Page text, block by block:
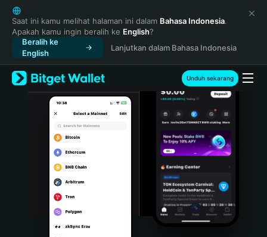
English
日本語
Tiếng Việt
Русский
Español (Latinoamérica)
Türkçe
Italiano
Português (Portugal)
Bahasa Indonesia
Saat ini kamu melihat halaman ini dalam Bahasa Indonesia.
Apakah kamu ingin beralih ke English?
Beralih ke
English
Lanjutkan dalam Bahasa Indonesia
Unduh sekarang